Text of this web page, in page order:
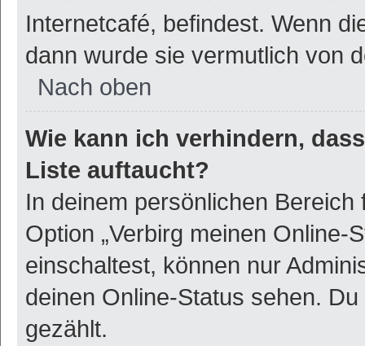
Internetcafé, befindest. Wenn
dann wurde sie vermutlich von
Nach oben
Wie kann ich verhindern,
Liste auftaucht?
In deinem persönlichen
Option „Verbirg meinen Online-
einschaltest, können nur
deinen Online-Status sehen.
gezählt.